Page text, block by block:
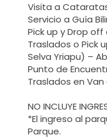
Visita a
Servicio a Guía
Pick up y Drop
Traslados o Pick
Selva Yriapu) –
Punto de
Traslados en Van
NO INCLUYE
*El ingreso al
Parque.